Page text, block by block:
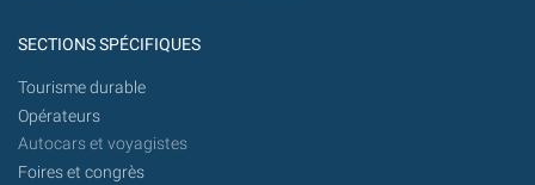
SECTIONS SPÉCIFIQUES
Tourisme durable
Opérateurs
Autocars et voyagistes
Foires et congrès